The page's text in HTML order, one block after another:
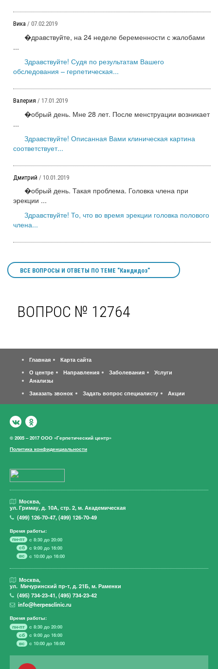
Вика / 07.02.2019
�дравствуйте, на 24 неделе беременности с жалобами
...
Здравствуйте! Судя по результатам Вашего
обследования – герпетическая...
Валерия / 17.01.2019
�обрый день. Мне 28 лет. После менструации возникает
...
Здравствуйте! Описанная Вами клиническая картина
соответствует...
Дмитрий / 10.01.2019
�обрый день. Такая проблема. Головка члена при
эрекции ...
Здравствуйте! То, что во время эрекции головка полового
члена...
ВСЕ ВОПРОСЫ И ОТВЕТЫ ПО ТЕМЕ "Кандидоз"
ВОПРОС № 12764
Главная
Карта сайта
О центре
Направления Заболевания
Услуги
Анализы
Заказать звонок
Задать вопрос специалисту Акции
© 2005 – 2017 ООО «Герпетический центр»
Политика конфиденциальности
Москва,
ул. Гримау,д. 10А, стр. 2, м. Академическая
(499)126-70-47,(499)126-70-49
Время работы:
пн-пт
с 8:30 до 20:00
сб
с 9:00 до 16:00
вс
с 10:00 до 16:00
Москва,
ул. Мичуринский пр-т, д. 21Б, м. Раменки
(495)734-23-41,(495)734-23-42
info@herpesclinic.ru
Время работы:
пн-пт
с 8:30 до 20:00
сб
с 9:00 до 16:00
вс
с 10:00 до 16:00